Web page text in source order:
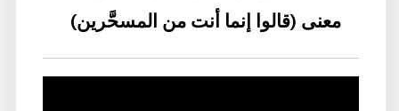
معنى (قالوا إنما أنت من المسحَّرين)